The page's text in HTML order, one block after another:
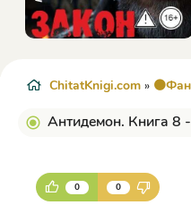
ChitatKnigi.com »
Антидемон. Книга 8
0 0